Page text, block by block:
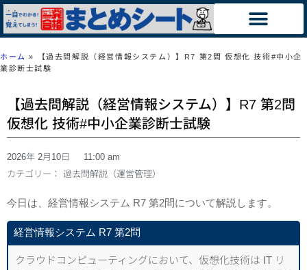
ホーム »
【過去問解説（経営情報システム）】R7 第2問 仮想化 技術#中小企
業診断士試験
【過去問解説（経営情報システム）】R7 第2問
仮想化 技術#中小企業診断士試験
2026年 2月10日
11:00 am
カテゴリー： 過去問解説（運営管理）
今日は、経営情報システム R7 第2問について解説します。
経営情報システム R7 第2問
クラウドコンピューティングにおいて、仮想化技術は IT リ